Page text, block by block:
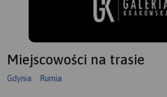
Miejscowości na trasie
Gdynia Rumia